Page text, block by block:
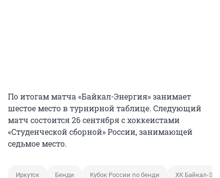
По итогам матча «Байкал-Энергия» занимает
шестое место в турнирной таблице. Следующий
матч состоится 26 сентября с хоккеистами
«Студенческой сборной» России, занимающей
седьмое место.
Иркутск Бенди Кубок России по бенди ХК Байкал-